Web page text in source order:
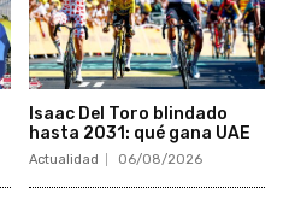
Isaac Del Toro blindado
hasta 2031: qué gana UAE
Actualidad 06/08/2026